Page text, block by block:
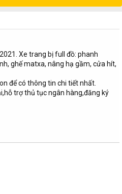
Xe trang bị full đồ: phanh
ghế matxa, nâng hạ gầm, cửa hít,
để có thông tin chi tiết nhất.
trợ thủ tục ngân hàng,đăng ký